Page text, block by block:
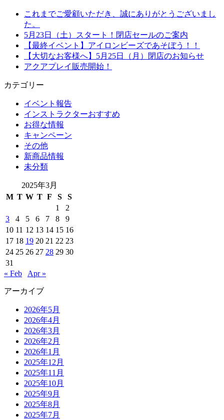
これまでご愛顧いただき、誠にありがとうございまし
た。
5月23日（土）スタート！閉店セールのご案内
【最終イベント】アイロンビーズであそぼう！！
【大切なお客様へ】5月25日（月）閉店のお知らせ
アクアプレイ販売開始！
カテゴリー
イベント報告
インストラクターおすすめ
お得な情報
キャンペーン
その他
新商品情報
未分類
2025年3月
M T W T F S
S
1
2
3
4 5 6 7 8
9
10 11 12 13 14 15 16
17 18 19 20 21 22 23
24 25 26 27 28 29 30
31
« Feb
Apr »
アーカイブ
2026年5月
2026年4月
2026年3月
2026年2月
2026年1月
2025年12月
2025年11月
2025年10月
2025年9月
2025年8月
2025年7月